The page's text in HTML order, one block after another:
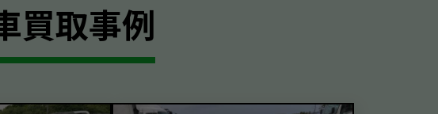
買取事例